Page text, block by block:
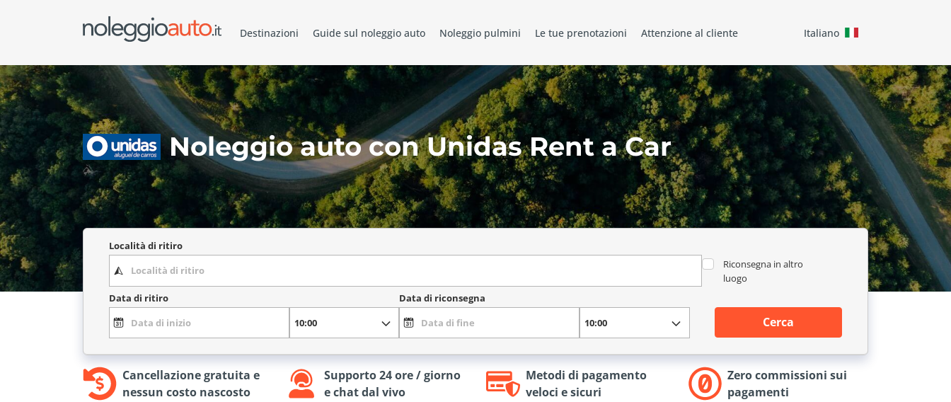
Destinazioni Guide sul noleggio auto Noleggio pulmini Le tue prenotazioni Attenzione al cliente Italiano
Noleggio auto con Unidas Rent a Car
Località di ritiro
Riconsegna in altro
luogo
Data di ritiro
Data di riconsegna
Cerca
Cancellazione gratuita e
nessun costo nascosto
Supporto 24 ore / giorno
e chat dal vivo
Metodi di pagamento
veloci e sicuri
Zero commissioni sui
pagamenti